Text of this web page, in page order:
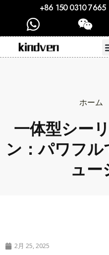
+86 150 0310 7665
ホーム
一体型シー
ン：パワフル
ュー
2月 25, 2025